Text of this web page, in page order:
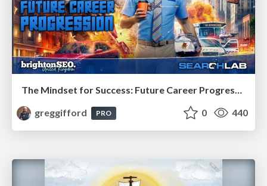
The Mindset for Success: Future Career Progression
greggifford
PRO 0 440